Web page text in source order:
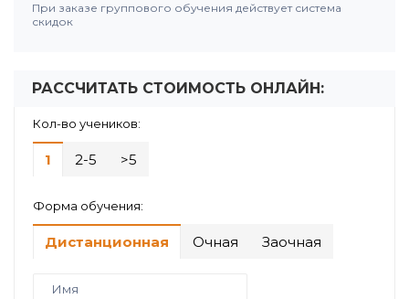
При заказе группового обучения действует система
скидок
РАССЧИТАТЬ СТОИМОСТЬ ОНЛАЙН:
Кол-во учеников:
1 2-5 >5
Форма обучения:
Дистанционная Очная Заочная